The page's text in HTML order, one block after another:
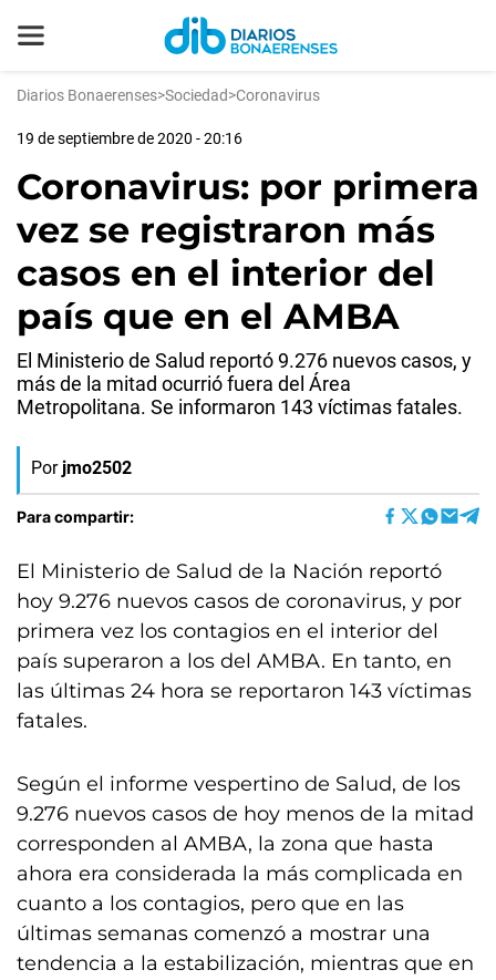
Diarios Bonaerenses>Sociedad>Coronavirus
19 de septiembre de 2020 - 20:16
Coronavirus: por primera
vez se registraron más
casos en el interior del
país que en el AMBA
El Ministerio de Salud reportó 9.276 nuevos casos, y
más de la mitad ocurrió fuera del Área
Metropolitana. Se informaron 143 víctimas fatales.
Por jmo2502
Para compartir:
El Ministerio de Salud de la Nación reportó
hoy 9.276 nuevos casos de coronavirus, y por
primera vez los contagios en el interior del
país superaron a los del AMBA. En tanto, en
las últimas 24 hora se reportaron 143 víctimas
fatales.
Según el informe vespertino de Salud, de los
9.276 nuevos casos de hoy menos de la mitad
corresponden al AMBA, la zona que hasta
ahora era considerada la más complicada en
cuanto a los contagios, pero que en las
últimas semanas comenzó a mostrar una
tendencia a la estabilización, mientras que en